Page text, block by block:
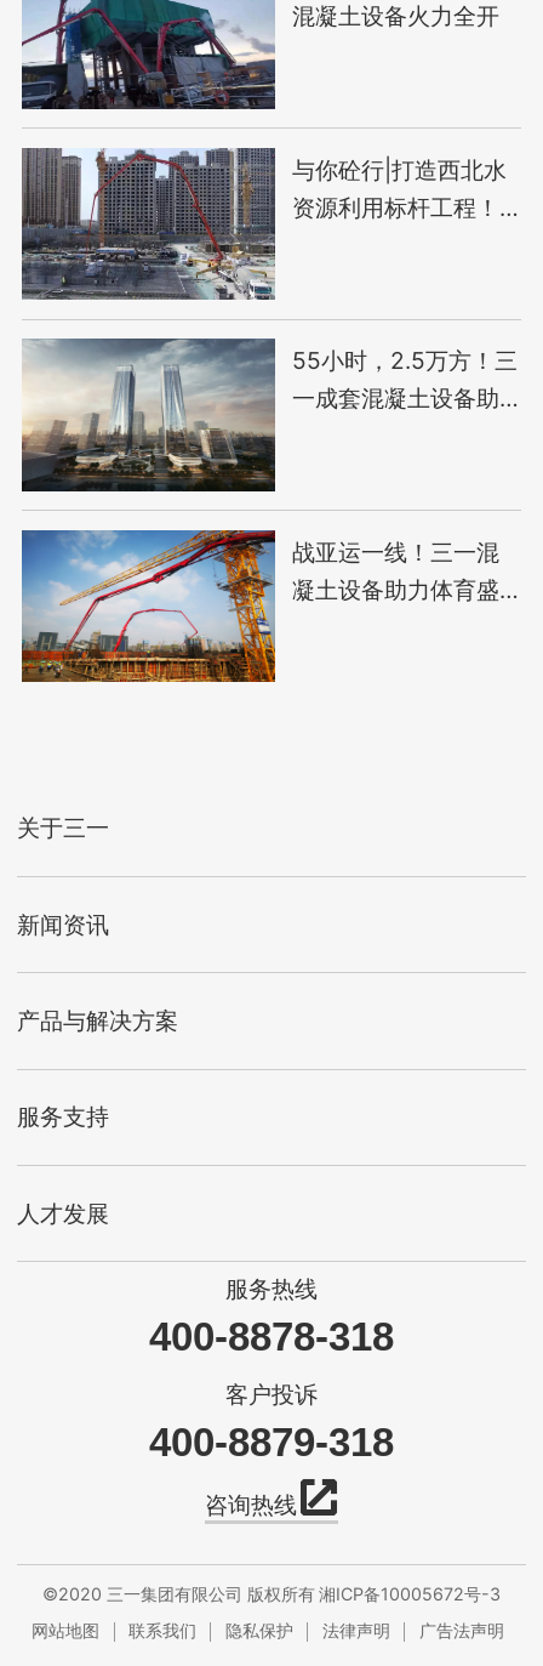
混凝土设备火力全开
与你砼行|打造西北水
资源利用标杆工程！
55小时，2.5万方！三
一成套混凝土设备助
战亚运一线！三一混
凝土设备助力体育盛
关于三一
新闻资讯
产品与解决方案
服务支持
人才发展
服务热线
400-8878-318
客户投诉
400-8879-318
咨询热线
©2020 三一集团有限公司 版权所有湘ICP备10005672号-3
网站地图
联系我们 隐私保护 法律声明 广告法声明